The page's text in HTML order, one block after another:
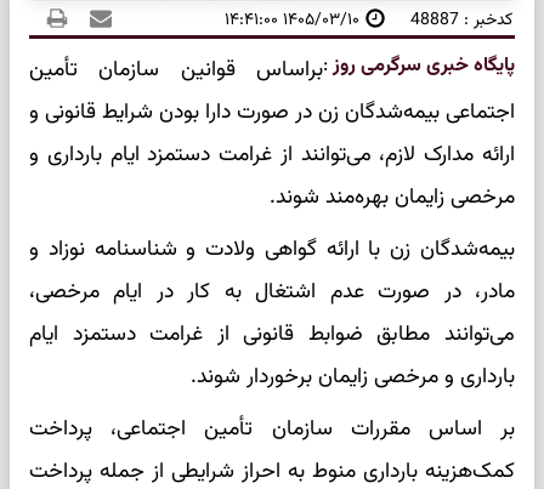
کدخبر : 48887 ۱۴۰۵/۰۳/۱۰ ۱۴:۴۱:۰۰
پایگاه خبری سرگرمی روز:براساس قوانین سازمان تأمین
اجتماعی بیمه‌شدگان زن در صورت دارا بودن شرایط قانونی و
ارائه مدارک لازم، می‌توانند از غرامت دستمزد ایام بارداری و
مرخصی زایمان بهره‌مند شوند.
بیمه‌شدگان زن با ارائه گواهی ولادت و شناسنامه نوزاد و
مادر، در صورت عدم اشتغال به کار در ایام مرخصی،
می‌توانند مطابق ضوابط قانونی از غرامت دستمزد ایام
بارداری و مرخصی زایمان برخوردار شوند.
بر اساس مقررات سازمان تأمین اجتماعی، پرداخت
کمک‌هزینه بارداری منوط به احراز شرایطی از جمله پرداخت